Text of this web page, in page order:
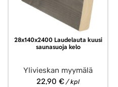
28x140x2400 Laudelauta kuusi
saunasuoja kelo
Ylivieskan myymälä
22,90 € / kpl